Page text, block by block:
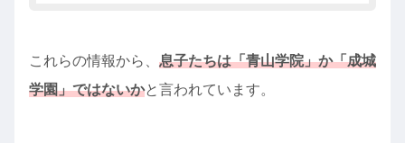
これらの情報から、 息子たちは「青山学院」か「成城
学園」ではないかと言われています。